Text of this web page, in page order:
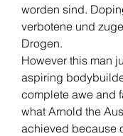
worden sind.
verbotene und
Drogen.
However this man
aspiring
complete awe and
what Arnold the
achieved because